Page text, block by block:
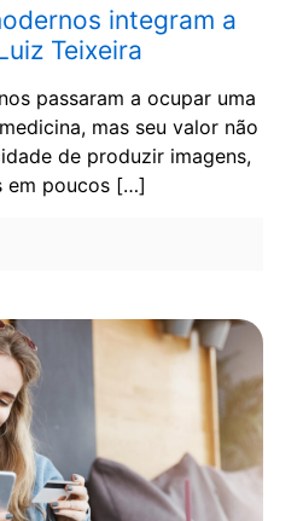
integram a
Teixeira
passaram a ocupar uma
mas seu valor não
de produzir imagens,
em poucos […]